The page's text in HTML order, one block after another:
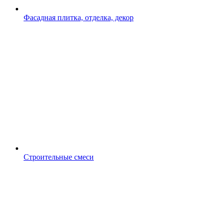
Фасадная плитка, отделка, декор
Строительные смеси